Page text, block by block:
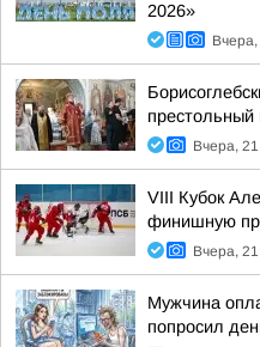
2026»
престольный
Вчера,
VIII Кубок
финишную
Вчера,
Мужчина
попросил